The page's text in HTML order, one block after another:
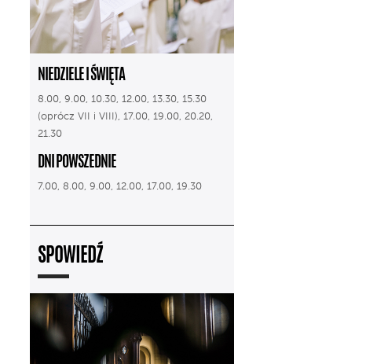
NIEDZIELE I ŚWIĘTA
8.00, 9.00, 10.30, 12.00, 13.30, 15.30
(oprócz VII i VIII), 17.00, 19.00, 20.20,
21.30
DNI POWSZEDNIE
7.00, 8.00, 9.00, 12.00, 17.00, 19.30
SPOWIEDŹ